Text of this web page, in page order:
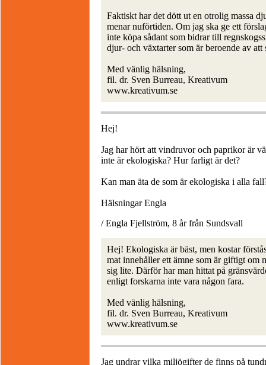
Faktiskt har det dött ut en otrolig massa
menar nuförtiden. Om jag ska ge ett
inte köpa sådant som bidrar till
djur- och växtarter som är beroende av
Med vänlig hälsning,
fil. dr. Sven Burreau, Kreativum
www.kreativum.se
Hej!
Jag har hört att vindruvor och paprikor är
inte är ekologiska? Hur farligt är det?
Kan man äta de som är ekologiska i alla
Hälsningar Engla
/ Engla Fjellström, 8 år från Sundsvall
Hej! Ekologiska är bäst, men kostar
mat innehåller ett ämne som är giftigt
sig lite. Därför har man hittat på
enligt forskarna inte vara någon fara.
Med vänlig hälsning,
fil. dr. Sven Burreau, Kreativum
www.kreativum.se
Jag undrar vilka miljögifter de finns på